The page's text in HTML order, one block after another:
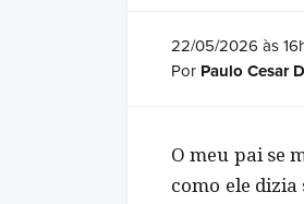
22/05/2026 às
Por Paulo Cesar
O meu pai se
como ele dizia